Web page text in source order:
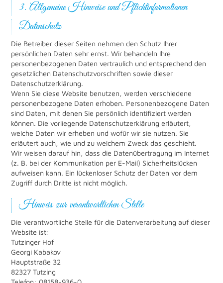
3. Allgemeine Hinweise und Pflicht­informationen
Datenschutz
Die Betreiber dieser Seiten nehmen den Schutz Ihrer
persönlichen Daten sehr ernst. Wir behandeln Ihre
personenbezogenen Daten vertraulich und entsprechend den
gesetzlichen Datenschutzvorschriften sowie dieser
Datenschutzerklärung.
Wenn Sie diese Website benutzen, werden verschiedene
personenbezogene Daten erhoben. Personenbezogene Daten
sind Daten, mit denen Sie persönlich identifiziert werden
können. Die vorliegende Datenschutzerklärung erläutert,
welche Daten wir erheben und wofür wir sie nutzen. Sie
erläutert auch, wie und zu welchem Zweck das geschieht.
Wir weisen darauf hin, dass die Datenübertragung im Internet
(z. B. bei der Kommunikation per E-Mail) Sicherheitslücken
aufweisen kann. Ein lückenloser Schutz der Daten vor dem
Zugriff durch Dritte ist nicht möglich.
Hinweis zur verantwortlichen Stelle
Die verantwortliche Stelle für die Datenverarbeitung auf dieser
Website ist:
Tutzinger Hof
Georgi Kabakov
Hauptstraße 32
82327 Tutzing